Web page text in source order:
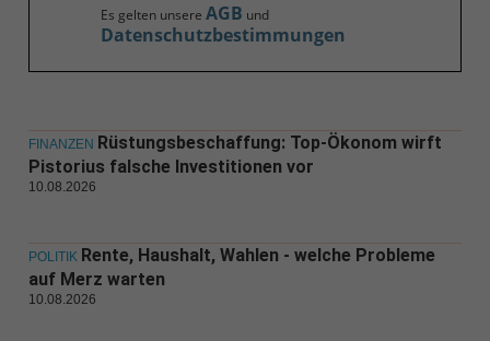
Es gelten unsere AGB und
Datenschutzbestimmungen
FINANZEN Rüstungsbeschaffung: Top-Ökonom wirft
Pistorius falsche Investitionen vor
10.08.2026
POLITIK Rente, Haushalt, Wahlen - welche Probleme
auf Merz warten
10.08.2026